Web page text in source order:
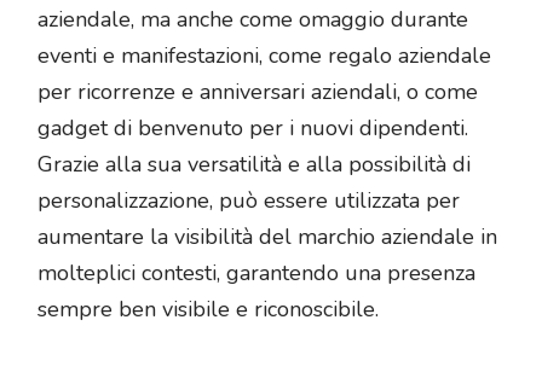
aziendale, ma anche come omaggio durante
eventi e manifestazioni, come regalo aziendale
per ricorrenze e anniversari aziendali, o come
gadget di benvenuto per i nuovi dipendenti.
Grazie alla sua versatilità e alla possibilità di
personalizzazione, può essere utilizzata per
aumentare la visibilità del marchio aziendale in
molteplici contesti, garantendo una presenza
sempre ben visibile e riconoscibile.